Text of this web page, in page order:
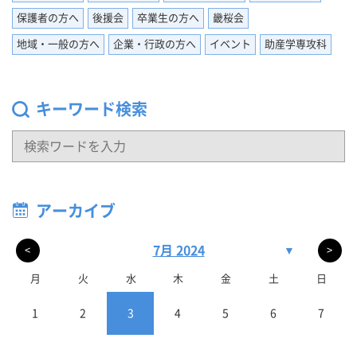
保護者の方へ 後援会 卒業生の方へ 畿桜会
地域・一般の方へ 企業・行政の方へ イベント 助産学専攻科
キーワード検索
アーカイブ
< 7月 2024 ▼ >
月 火 水 木 金 土 日
1 2 3 4 5 6 7